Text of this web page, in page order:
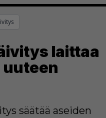
laittaa
säätää aseiden